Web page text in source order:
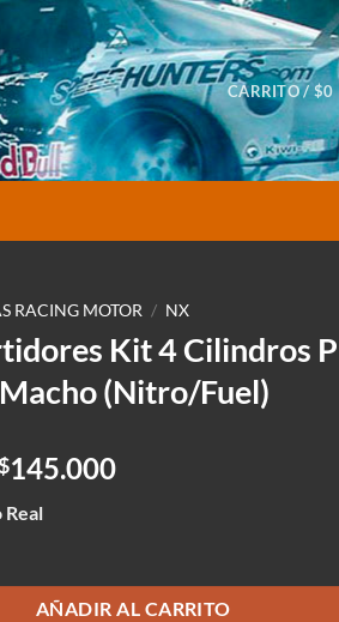
CARRITO /$0
RACING MOTOR / NX
Kit 4 Cilindros
(Nitro/Fuel)
145.000El
$145.000.
AÑADIR AL CARRITO